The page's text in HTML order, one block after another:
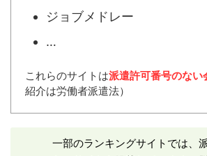
ジョブメドレー
…
これらのサイトは派遣許可番号のない
紹介は労働者派遣法）
一部のランキングサイトでは、